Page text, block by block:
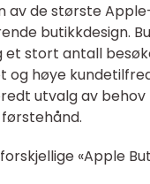
av de største
butikkdesign.
stort antall
og høye
utvalg av
«Apple